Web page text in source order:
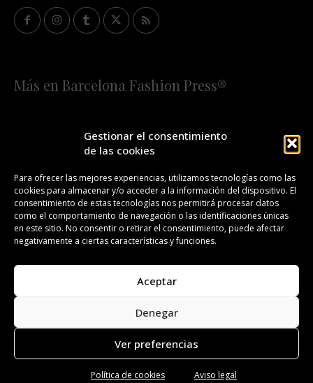
Gestionar el consentimiento
de las cookies
Para ofrecer las mejores experiencias, utilizamos tecnologías como las
cookies para almacenar y/o acceder a la información del dispositivo. El
consentimiento de estas tecnologías nos permitirá procesar datos
como el comportamiento de navegación o las identificaciones únicas
en este sitio. No consentir o retirar el consentimiento, puede afectar
negativamente a ciertas características y funciones.
Aceptar
Denegar
Ver preferencias
Política de cookies Aviso legal
Más en Barcelona Fashion Press®
¡SUSCRÍBETE A NUESTRA FASHION NEWS!
CONTACTO REDACCIÓN PUBLICIDAD
ISSN 2385-4839 DL B 27443-2014
Todos los derechos reservados. Copyright 2008-2024.
Barcelona Fashion Press®/™ es una marca registrada.
Política de privacidad Política de cookies